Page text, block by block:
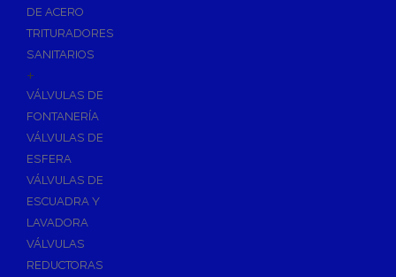
DE ACERO
TRITURADORES
SANITARIOS
+
VÁLVULAS DE
FONTANERÍA
VÁLVULAS DE
ESFERA
VÁLVULAS DE
ESCUADRA Y
LAVADORA
VÁLVULAS
REDUCTORAS